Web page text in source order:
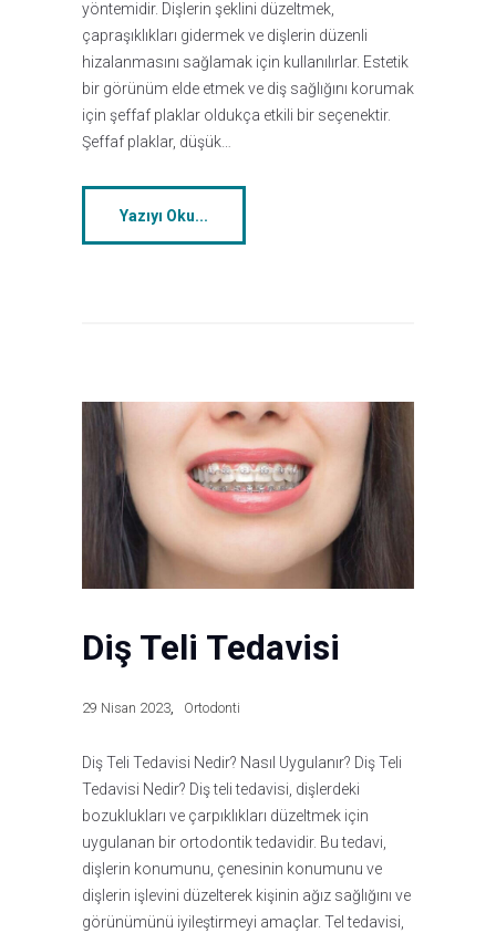
yöntemidir. Dişlerin şeklini düzeltmek,
çapraşıklıkları gidermek ve dişlerin düzenli
hizalanmasını sağlamak için kullanılırlar. Estetik
bir görünüm elde etmek ve diş sağlığını korumak
için şeffaf plaklar oldukça etkili bir seçenektir.
Şeffaf plaklar, düşük…
Yazıyı Oku...
Diş Teli Tedavisi
29 Nisan 2023 Ortodonti
Diş Teli Tedavisi Nedir? Nasıl Uygulanır? Diş Teli
Tedavisi Nedir? Diş teli tedavisi, dişlerdeki
bozuklukları ve çarpıklıkları düzeltmek için
uygulanan bir ortodontik tedavidir. Bu tedavi,
dişlerin konumunu, çenesinin konumunu ve
dişlerin işlevini düzelterek kişinin ağız sağlığını ve
görünümünü iyileştirmeyi amaçlar. Tel tedavisi,